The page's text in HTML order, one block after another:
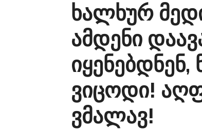
ხალხურ
ამდენი
ვიცოდი!
ვმალავ!